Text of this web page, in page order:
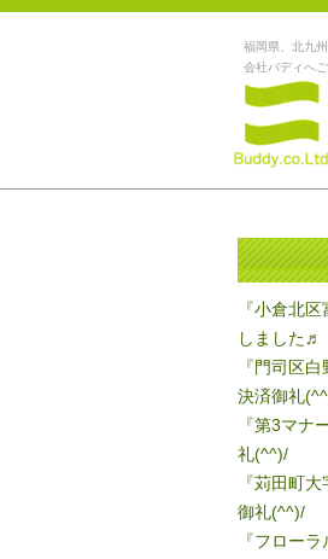
福岡県、北九
会社バディへ
『小倉北
しました♬
『門司区
決済御礼
『第3マナ
礼(^^)/
『苅田町
御礼(^^)/
『フロー